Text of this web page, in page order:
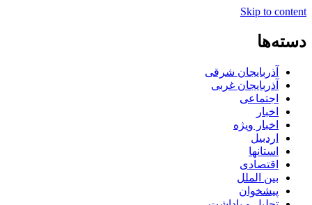
Skip to content
دسته‌ها
آذربایجان شرقی
آذربایجان غربی
اجتماعی
اخبار
اخبار ویژه
اردبیل
استانها
اقتصادی
بین الملل
پیشخوان